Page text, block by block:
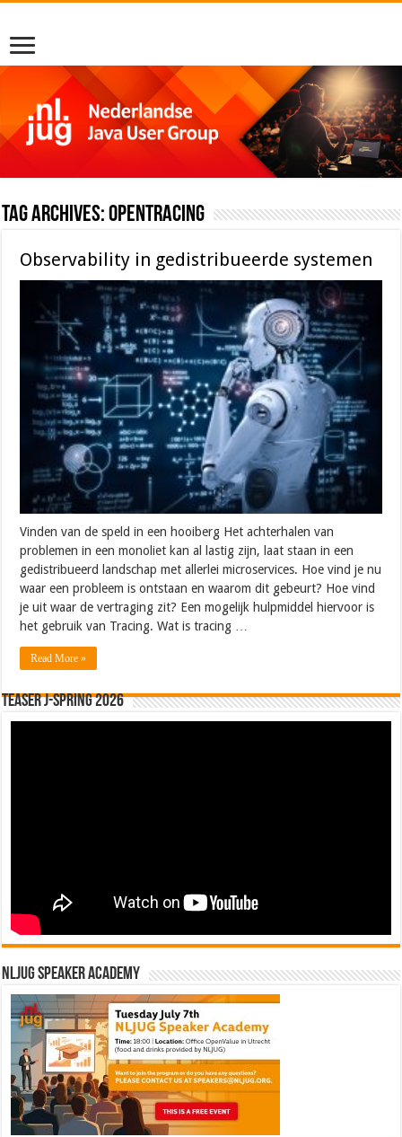
Tag Archives:opentracing
Observability in gedistribueerde systemen
Vinden van de speld in een hooiberg Het achterhalen van
problemen in een monoliet kan al lastig zijn, laat staan in een
gedistribueerd landschap met allerlei microservices. Hoe vind je nu
waar een probleem is ontstaan en waarom dit gebeurt? Hoe vind
je uit waar de vertraging zit? Een mogelijk hulpmiddel hiervoor is
het gebruik van Tracing. Wat is tracing …
Read More »
Teaser J-Spring 2026
NLJUG Speaker Academy